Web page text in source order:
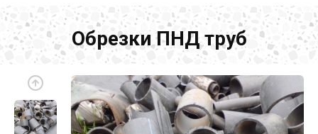
Обрезки ПНД труб